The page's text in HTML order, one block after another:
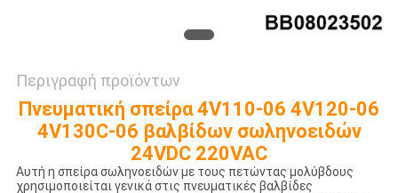
Περιγραφή προϊόντων
Πνευματική σπείρα 4V110-06 4V120-06
4V130C-06 βαλβίδων σωληνοειδών
24VDC 220VAC
Αυτή η σπείρα σωληνοειδών με τους πετώντας μολύβδους
χρησιμοποιείται γενικά στις πνευματικές βαλβίδες